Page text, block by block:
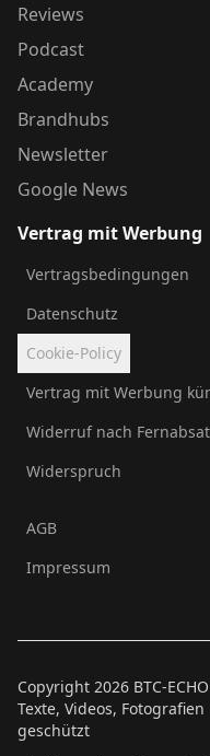
Reviews
Podcast
Academy
Brandhubs
Newsletter
Google News
Vertrag mit Werbung
Vertragsbedingungen
Datenschutz
Cookie-Policy
Vertrag mit Werbung
Widerruf nach
Widerspruch
AGB
Impressum
Copyright 2026 BTC-
Texte, Videos,
geschützt